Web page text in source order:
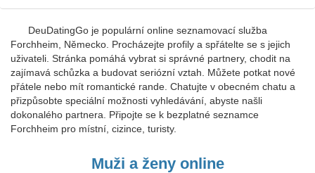
DeuDatingGo je populární online seznamovací služba
Forchheim, Německo. Procházejte profily a spřátelte se s jejich
uživateli. Stránka pomáhá vybrat si správné partnery, chodit na
zajímavá schůzka a budovat seriózní vztah. Můžete potkat nové
přátele nebo mít romantické rande. Chatujte v obecném chatu a
přizpůsobte speciální možnosti vyhledávání, abyste našli
dokonalého partnera. Připojte se k bezplatné seznamce
Forchheim pro místní, cizince, turisty.
Muži a ženy online